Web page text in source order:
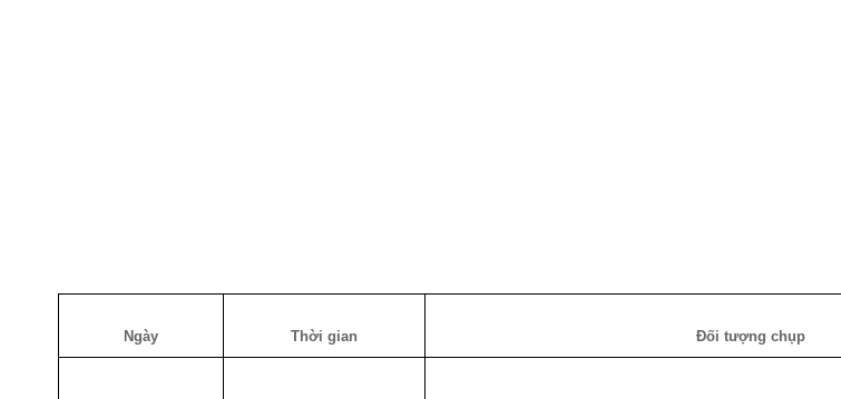
Ngày Thời gian Đối tượng chụp